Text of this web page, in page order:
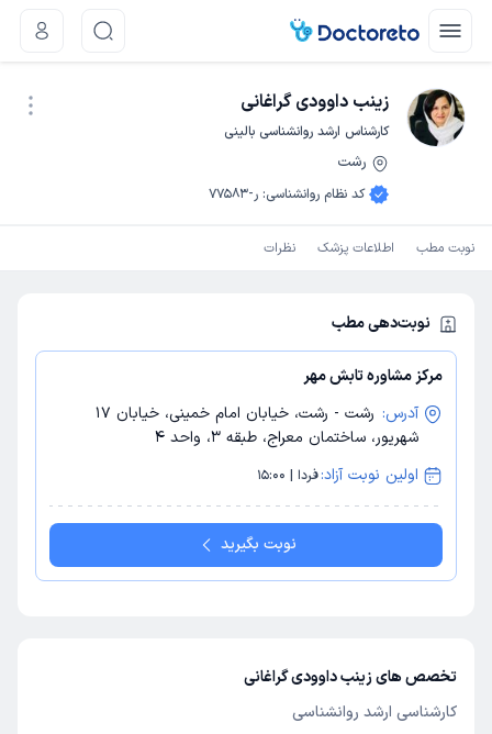
زینب داوودی گراغانی
کارشناس ارشد روانشناسی بالینی
رشت
کد نظام روانشناسی: ر-77583
نوبت مطب اطلاعات پزشک نظرات
نوبت‌دهی مطب
مرکز مشاوره تابش مهر
آدرس:
رشت - رشت، خیابان امام خمینی، خیابان 17
شهریور، ساختمان معراج، طبقه 3، واحد 4
اولین نوبت آزاد:فردا | 15:00
نوبت بگیرید
تخصص های زینب داوودی گراغانی
کارشناسی ارشد روانشناسی